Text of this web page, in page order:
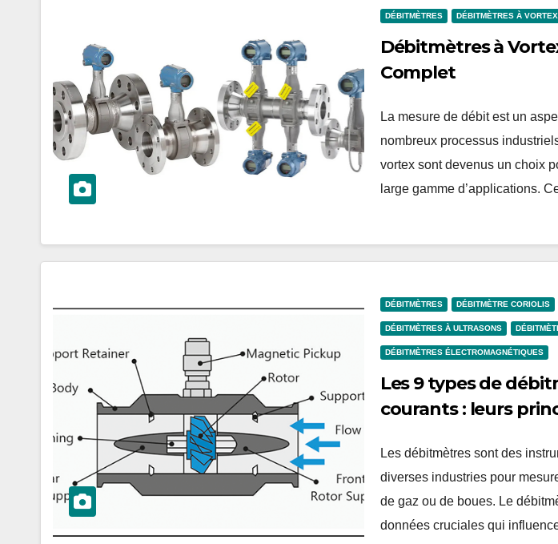
DÉBITMÈTRES DÉBITMÈTRES À VORTEX
Débitmètres à
Complet
La mesure de débit est un
nombreux processus
vortex sont devenus un choix
large gamme d’applications.
DÉBITMÈTRES DÉBITMÈTRE CORIOLIS
DÉBITMÈTRES À ULTRASONS
DÉBITMÈTRES ÉLECTROMAGNÉTIQUES
Les 9 types de
courants : leurs
inconvénients
Les débitmètres sont des
diverses industries pour
de gaz ou de boues. Le
données cruciales qui